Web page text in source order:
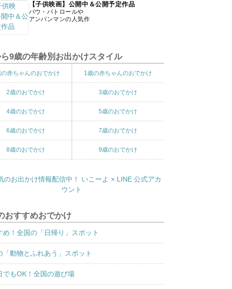
【子供映画】公開中＆公開予定作品
パウ・パトロールや
アンパンマンの人気作
9歳の年齢別お出かけスタイル
赤ちゃんのおでかけ 1歳の赤ちゃんのおでかけ
2歳のおでかけ 3歳のおでかけ
4歳のおでかけ 5歳のおでかけ
6歳のおでかけ 7歳のおでかけ
8歳のおでかけ 9歳のおでかけ
おすすめおでかけ
め！全国の「日帰り」スポット
「動物とふれあう」スポット
でもOK！全国の遊び場